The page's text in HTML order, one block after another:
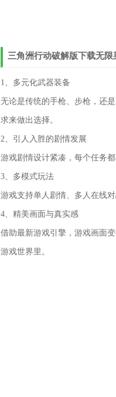
三角洲行动破解版下载无限
1、多元化武器装备
无论是传统的手枪、步枪，还
求来做出选择。
2、引人入胜的剧情发展
游戏剧情设计紧凑，每个任务
3、多模式玩法
游戏支持单人剧情、多人在线
4、精美画面与真实感
借助最新游戏引擎，游戏画面
游戏世界里。